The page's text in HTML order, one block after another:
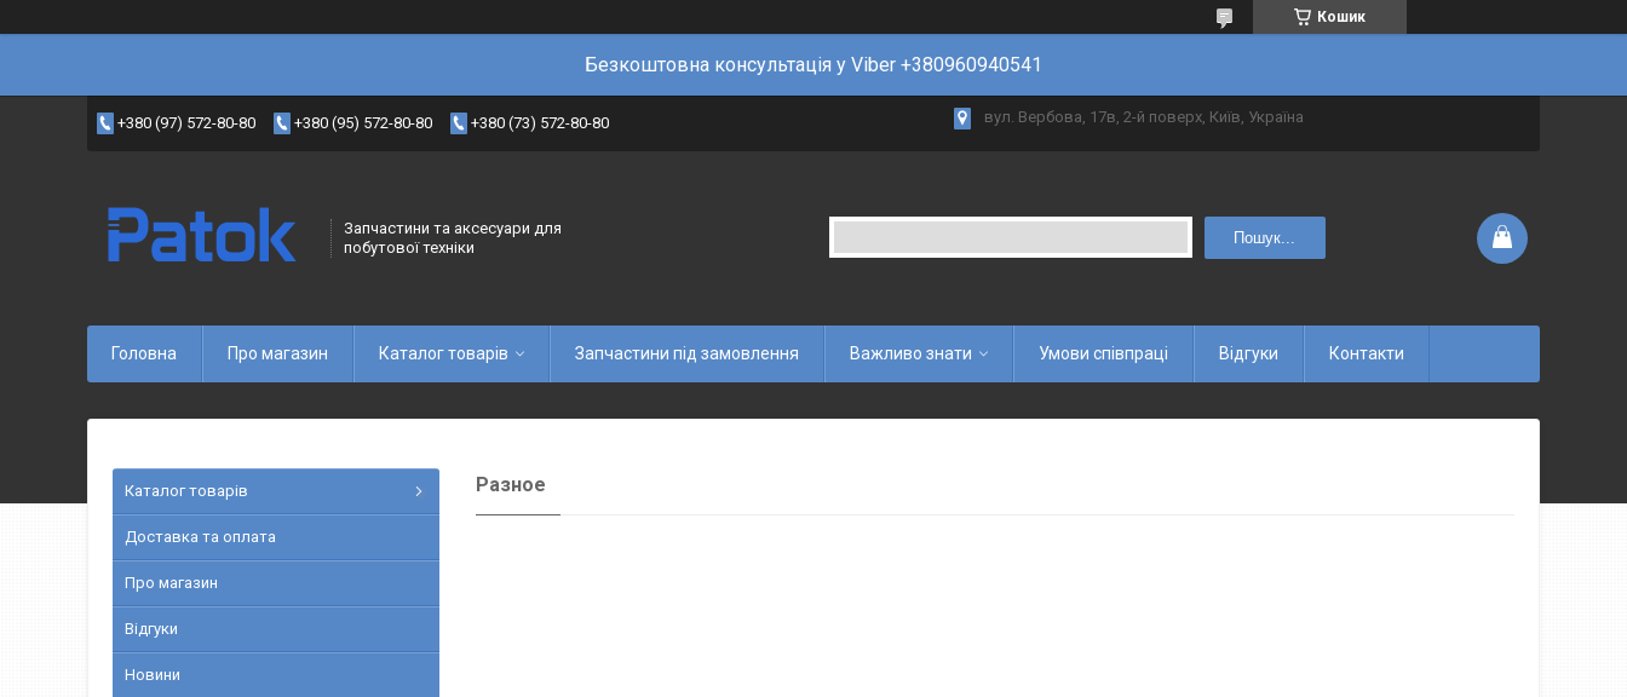
Кошик
Безкоштовна консультація у Viber +380960940541
+380 (97) 572-80-80 +380 (95) 572-80-80 +380 (73) 572-80-80 вул. Вербова, 17в, 2-й поверх, Київ, Україна
Запчастини та аксесуари для
побутової техніки
Пошук...
Головна Про магазин Каталог товарів Запчастини під замовлення Важливо знати Умови співпраці Відгуки Контакти
Разное
Каталог товарів
Доставка та оплата
Про магазин
Відгуки
Новини